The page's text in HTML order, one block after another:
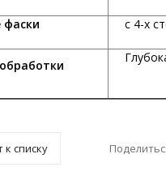
с 4-х
к списку